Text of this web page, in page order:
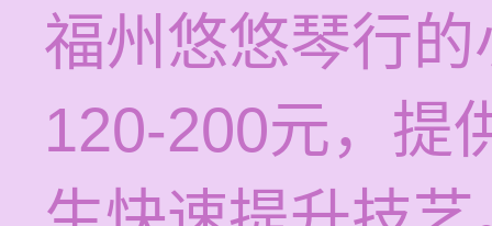
福州悠悠琴行
120-200元，提